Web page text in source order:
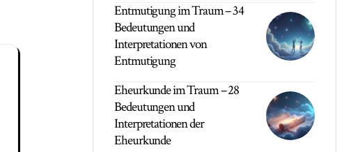
Entmutigung im Traum – 34
Bedeutungen und
Interpretationen von
Entmutigung
Eheurkunde im Traum – 28
Bedeutungen und
Interpretationen der
Eheurkunde